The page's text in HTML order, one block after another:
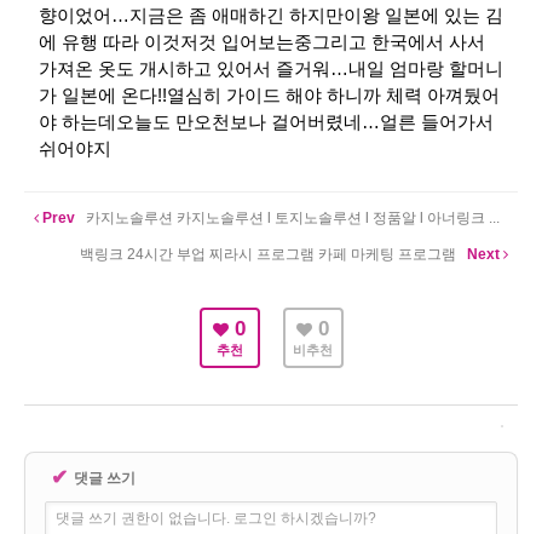
향이었어…지금은 좀 애매하긴 하지만이왕 일본에 있는 김
에 유행 따라 이것저것 입어보는중그리고 한국에서 사서
가져온 옷도 개시하고 있어서 즐거워…​내일 엄마랑 할머니
가 일본에 온다!!열심히 가이드 해야 하니까 체력 아껴뒀어
야 하는데오늘도 만오천보나 걸어버렸네…얼른 들어가서
쉬어야지
Prev 카지노솔루션 카지노솔루션 l 토지노솔루션 l 정품알 l 아너링크 ...
백링크 24시간 부업 찌라시 프로그램 카페 마케팅 프로그램 Next
0
추천
0
비추천
✔ 댓글 쓰기
댓글 쓰기 권한이 없습니다. 로그인 하시겠습니까?